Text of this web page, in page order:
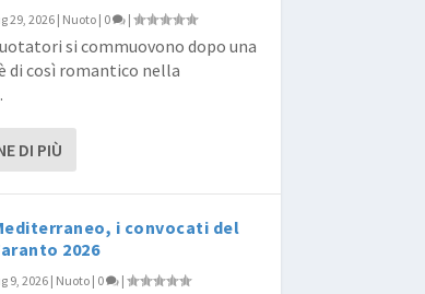
29, 2026| Nuoto | 0 |
si commuovono dopo una
di così romantico nella
DI PIÙ
i convocati del
2026
9, 2026| Nuoto | 0 |